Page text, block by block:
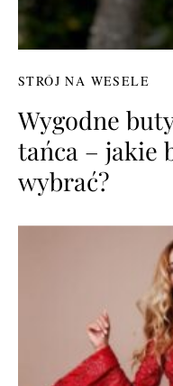
STRÓJ NA WESELE
Wygodne
tańca – jakie
wybrać?